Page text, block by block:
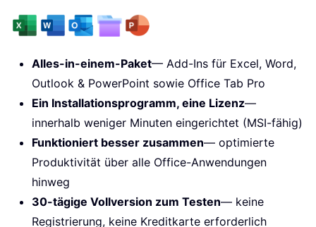
Alles-in-einem-Paket— Add-Ins für Excel, Word,
Outlook & PowerPoint sowie Office Tab Pro
Ein Installationsprogramm, eine Lizenz—
innerhalb weniger Minuten eingerichtet (MSI-fähig)
Funktioniert besser zusammen— optimierte
Produktivität über alle Office-Anwendungen
hinweg
30-tägige Vollversion zum Testen— keine
Registrierung, keine Kreditkarte erforderlich